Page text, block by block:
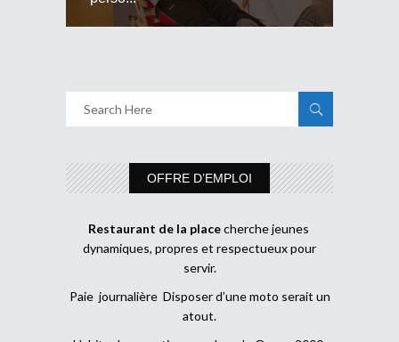
OFFRE D’EMPLOI
Restaurant de la placecherche jeunes
dynamiques, propres et respectueux pour
servir.
Paie journalière Disposer d’une moto serait un
atout.